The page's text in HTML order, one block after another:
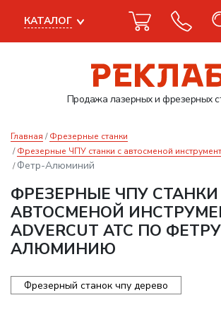
Продажа лазерныхи фрезерных
КАТАЛОГ
Главная
Фрезерные станки
Фрезерные ЧПУ станки с автосменой
Фетр-Алюминий
ФРЕЗЕРНЫЕ ЧПУ СТАНКИ
АВТОСМЕНОЙ
ADVERCUT ATC ПО
АЛЮМИНИЮ
Фрезерный станок чпу дерево